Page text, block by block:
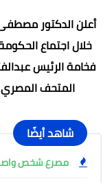
أعلن الدكتور
خلال اجتماع
فخامة الرئيس
المتحف المصري
شاهد أيضًا
مصرع شخص